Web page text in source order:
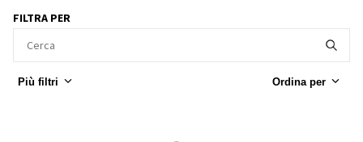
FILTRA PER
Più filtri Ordina per